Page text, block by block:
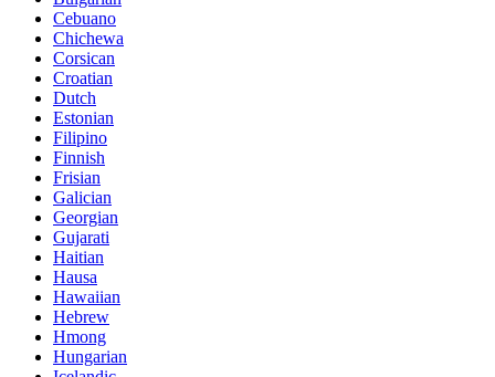
Cebuano
Chichewa
Corsican
Croatian
Dutch
Estonian
Filipino
Finnish
Frisian
Galician
Georgian
Gujarati
Haitian
Hausa
Hawaiian
Hebrew
Hmong
Hungarian